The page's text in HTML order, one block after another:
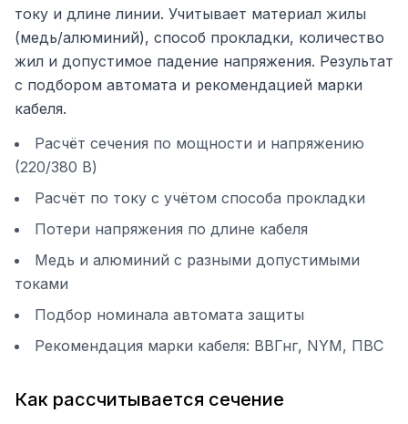
току и длине линии. Учитывает материал жилы
(медь/алюминий), способ прокладки, количество
жил и допустимое падение напряжения. Результат
с подбором автомата и рекомендацией марки
кабеля.
Расчёт сечения по мощности и напряжению
(220/380 В)
Расчёт по току с учётом способа прокладки
Потери напряжения по длине кабеля
Медь и алюминий с разными допустимыми
токами
Подбор номинала автомата защиты
Рекомендация марки кабеля: ВВГнг, NYM, ПВС
Как рассчитывается сечение